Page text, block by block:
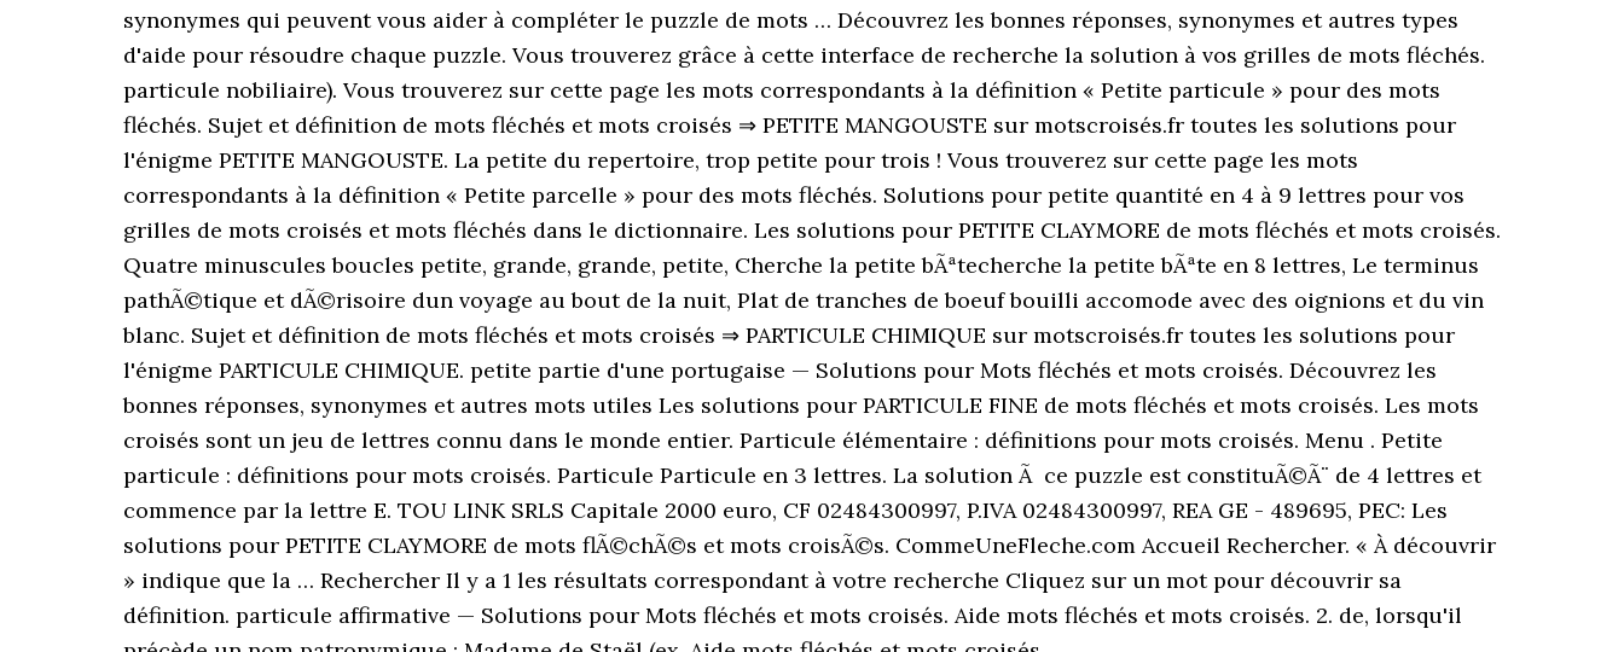
synonymes qui peuvent vous aider à compléter le puzzle de mots … Découvrez les bonnes réponses, synonymes et autres types
d'aide pour résoudre chaque puzzle. Vous trouverez grâce à cette interface de recherche la solution à vos grilles de mots fléchés.
particule nobiliaire). Vous trouverez sur cette page les mots correspondants à la définition « Petite particule » pour des mots
fléchés. Sujet et définition de mots fléchés et mots croisés ⇒ PETITE MANGOUSTE sur motscroisés.fr toutes les solutions pour
l'énigme PETITE MANGOUSTE. La petite du repertoire, trop petite pour trois ! Vous trouverez sur cette page les mots
correspondants à la définition « Petite parcelle » pour des mots fléchés. Solutions pour petite quantité en 4 à 9 lettres pour vos
grilles de mots croisés et mots fléchés dans le dictionnaire. Les solutions pour PETITE CLAYMORE de mots fléchés et mots croisés.
Quatre minuscules boucles petite, grande, grande, petite, Cherche la petite bÃªtecherche la petite bÃªte en 8 lettres, Le terminus
pathÃ©tique et dÃ©risoire dun voyage au bout de la nuit, Plat de tranches de boeuf bouilli accomode avec des oignions et du vin
blanc. Sujet et définition de mots fléchés et mots croisés ⇒ PARTICULE CHIMIQUE sur motscroisés.fr toutes les solutions pour
l'énigme PARTICULE CHIMIQUE. petite partie d'une portugaise — Solutions pour Mots fléchés et mots croisés. Découvrez les
bonnes réponses, synonymes et autres mots utiles Les solutions pour PARTICULE FINE de mots fléchés et mots croisés. Les mots
croisés sont un jeu de lettres connu dans le monde entier. Particule élémentaire : définitions pour mots croisés. Menu . Petite
particule : définitions pour mots croisés. Particule Particule en 3 lettres. La solution Ã ce puzzle est constituÃ©Ã¨ de 4 lettres et
commence par la lettre E. TOU LINK SRLS Capitale 2000 euro, CF 02484300997, P.IVA 02484300997, REA GE - 489695, PEC: Les
solutions pour PETITE CLAYMORE de mots flÃ©chÃ©s et mots croisÃ©s. CommeUneFleche.com Accueil Rechercher. « À découvrir
» indique que la … Rechercher Il y a 1 les résultats correspondant à votre recherche Cliquez sur un mot pour découvrir sa
définition. particule affirmative — Solutions pour Mots fléchés et mots croisés. Aide mots fléchés et mots croisés. 2. de, lorsqu'il